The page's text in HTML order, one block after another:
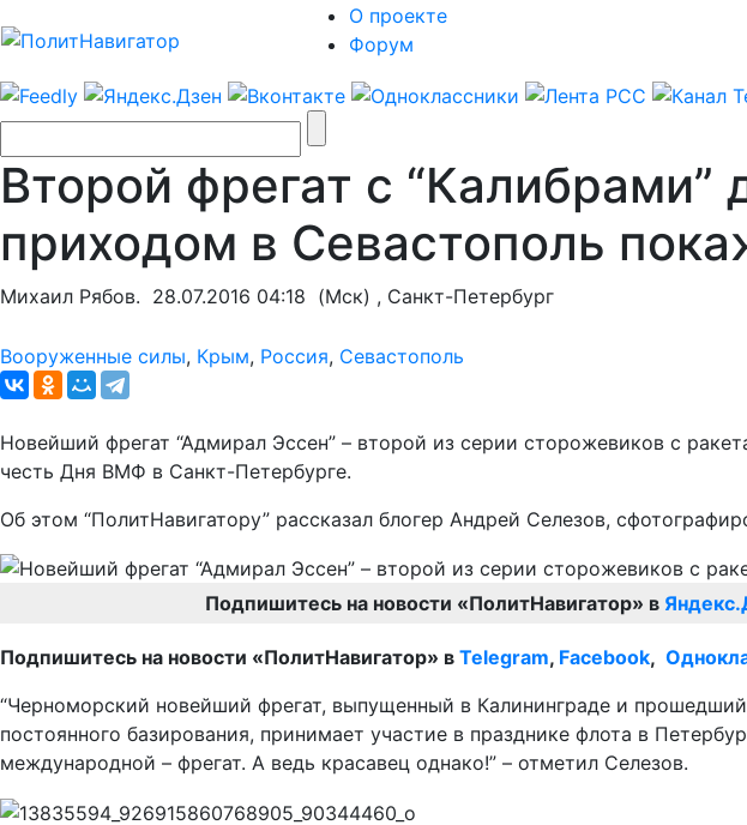
О проекте
Форум
Второй фрегат с
приходом в Севастополь
Михаил Рябов. 28.07.2016 04:18 (Мск) , Санкт-Петербург
Вооруженные силы, Крым, Россия, Севастополь
Новейший фрегат “Адмирал Эссен” – второй из серии сторожевиков с
честь Дня ВМФ в Санкт-Петербурге.
Об этом “ПолитНавигатору” рассказал блогер Андрей Селезов,
Подпишитесь на новости «ПолитНавигатор» в
Подпишитесь на новости «ПолитНавигатор» в Telegram, Facebook,
“Черноморский новейший фрегат, выпущенный в Калининграде и
постоянного базирования, принимает участие в празднике флота в
международной – фрегат. А ведь красавец однако!” – отметил Селезов.